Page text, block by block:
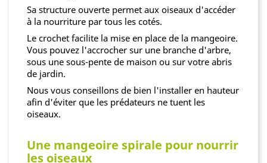
Sa structure ouverte permet aux oiseaux d'accéder
à la nourriture par tous les cotés.
Le crochet facilite la mise en place de la mangeoire.
Vous pouvez l'accrocher sur une branche d'arbre,
sous une sous-pente de maison ou sur votre abris
de jardin.
Nous vous conseillons de bien l'installer en hauteur
afin d'éviter que les prédateurs ne tuent les
oiseaux.
Une mangeoire spirale pour nourrir
les oiseaux